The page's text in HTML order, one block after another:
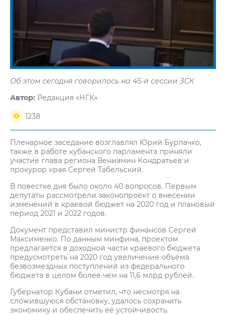
Об этом сегодня говорилось на 45-й сессии ЗСК
Автор: Редакция «НГК»
1238
Пленарное заседание возглавлял Юрий Бурлачко,
также в работе кубанского парламента приняли
участие глава региона Вениамин Кондратьев и
прокурор края Сергей Табельский.
В повестке дня было около 40 вопросов. Первым
депутаты рассмотрели законопроект о внесении
изменений в краевой бюджет на 2020 год и плановый
период 2021 и 2022 годов.
Документ представил министр финансов Сергей
Максименко. По данным минфина, проектом
предлагается в доходной части краевого бюджета
предусмотреть на 2020 год увеличение объёма
безвозмездных поступлений из федерального
бюджета в целом более чем на 11,6 млрд рублей.
Губернатор Кубани отметил, что несмотря на
сложившуюся обстановку, удалось сохранить
экономику и обеспечить её устойчивость.